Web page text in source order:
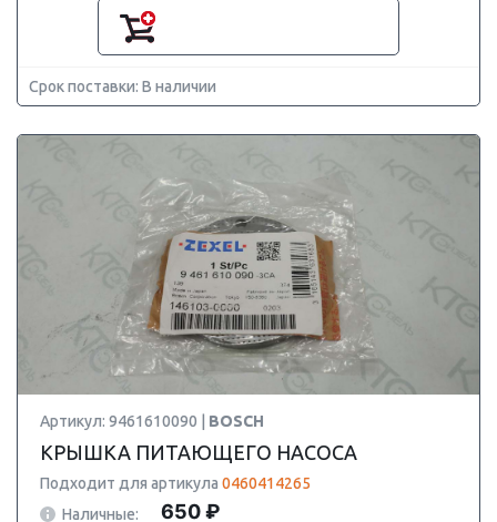
Срок поставки: В наличии
Артикул: 9461610090 | BOSCH
КРЫШКА ПИТАЮЩЕГО НАСОСА
Подходит для артикула 0460414265
Наличные:
650 ₽